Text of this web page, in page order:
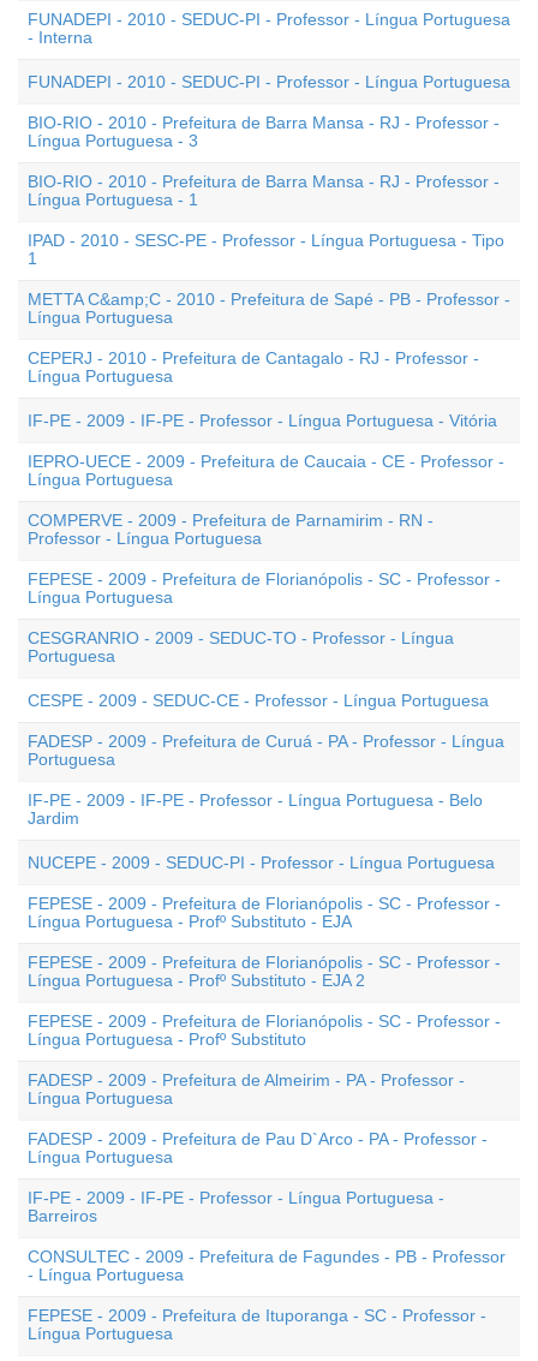
FUNADEPI - 2010 - SEDUC-PI - Professor - Língua Portuguesa
- Interna
FUNADEPI - 2010 - SEDUC-PI - Professor - Língua Portuguesa
BIO-RIO - 2010 - Prefeitura de Barra Mansa - RJ - Professor -
Língua Portuguesa - 3
BIO-RIO - 2010 - Prefeitura de Barra Mansa - RJ - Professor -
Língua Portuguesa - 1
IPAD - 2010 - SESC-PE - Professor - Língua Portuguesa - Tipo
1
METTA C&amp;C - 2010 - Prefeitura de Sapé - PB - Professor -
Língua Portuguesa
CEPERJ - 2010 - Prefeitura de Cantagalo - RJ - Professor -
Língua Portuguesa
IF-PE - 2009 - IF-PE - Professor - Língua Portuguesa - Vitória
IEPRO-UECE - 2009 - Prefeitura de Caucaia - CE - Professor -
Língua Portuguesa
COMPERVE - 2009 - Prefeitura de Parnamirim - RN -
Professor - Língua Portuguesa
FEPESE - 2009 - Prefeitura de Florianópolis - SC - Professor -
Língua Portuguesa
CESGRANRIO - 2009 - SEDUC-TO - Professor - Língua
Portuguesa
CESPE - 2009 - SEDUC-CE - Professor - Língua Portuguesa
FADESP - 2009 - Prefeitura de Curuá - PA - Professor - Língua
Portuguesa
IF-PE - 2009 - IF-PE - Professor - Língua Portuguesa - Belo
Jardim
NUCEPE - 2009 - SEDUC-PI - Professor - Língua Portuguesa
FEPESE - 2009 - Prefeitura de Florianópolis - SC - Professor -
Língua Portuguesa - Profº Substituto - EJA
FEPESE - 2009 - Prefeitura de Florianópolis - SC - Professor -
Língua Portuguesa - Profº Substituto - EJA 2
FEPESE - 2009 - Prefeitura de Florianópolis - SC - Professor -
Língua Portuguesa - Profº Substituto
FADESP - 2009 - Prefeitura de Almeirim - PA - Professor -
Língua Portuguesa
FADESP - 2009 - Prefeitura de Pau D`Arco - PA - Professor -
Língua Portuguesa
IF-PE - 2009 - IF-PE - Professor - Língua Portuguesa -
Barreiros
CONSULTEC - 2009 - Prefeitura de Fagundes - PB - Professor
- Língua Portuguesa
FEPESE - 2009 - Prefeitura de Ituporanga - SC - Professor -
Língua Portuguesa